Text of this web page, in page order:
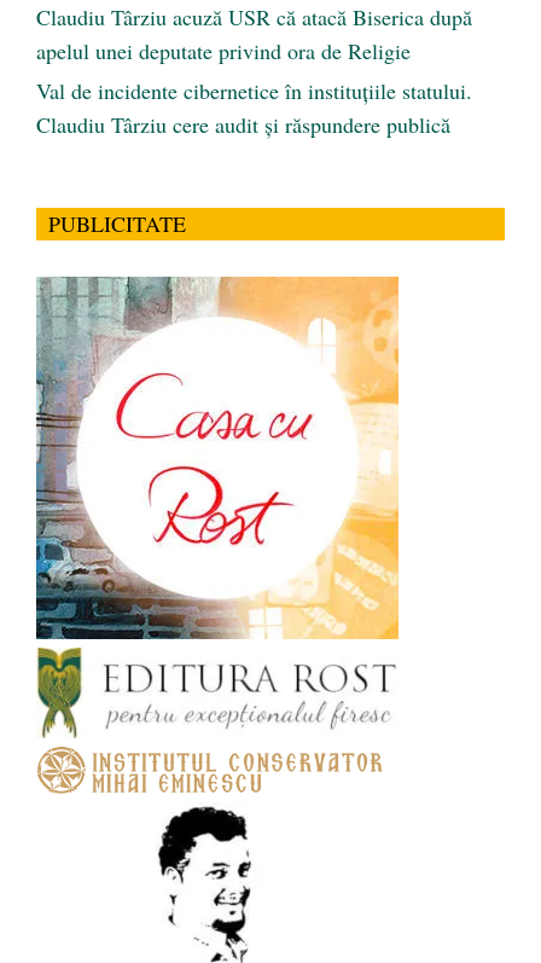
Claudiu Târziu acuză USR că atacă Biserica după
apelul unei deputate privind ora de Religie
Val de incidente cibernetice în instituțiile statului.
Claudiu Târziu cere audit și răspundere publică
PUBLICITATE